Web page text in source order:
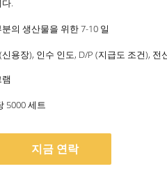
.
의 생산물을 위한 7-10 일
신용장), 인수 인도, D/P (지급도 조건), 전
5000 세트
지금 연락